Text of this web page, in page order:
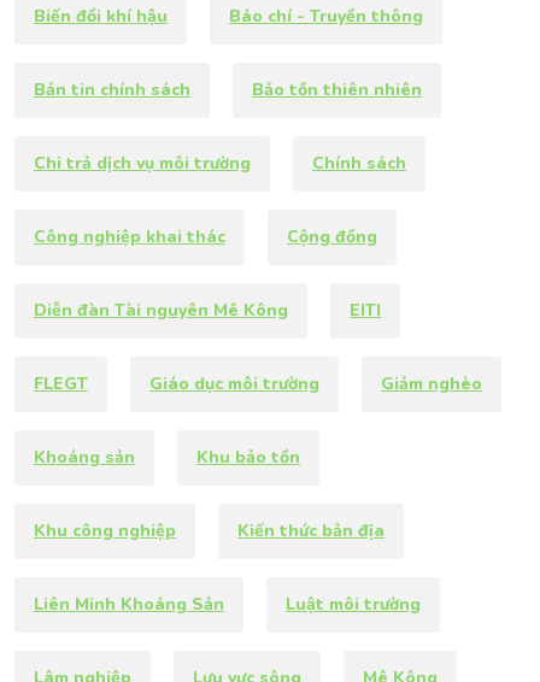
Biến đổi khí hậu Báo chí - Truyền thông
Bản tin chính sách Bảo tồn thiên nhiên
Chi trả dịch vụ môi trường Chính sách
Công nghiệp khai thác Cộng đồng
Diễn đàn Tài nguyên Mê Kông EITI
FLEGT Giáo dục môi trường Giảm nghèo
Khoáng sản Khu bảo tồn
Khu công nghiệp Kiến thức bản địa
Liên Minh Khoáng Sản Luật môi trường